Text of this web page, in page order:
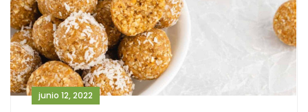
junio 12, 2022